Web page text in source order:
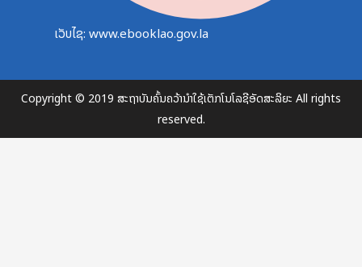
ເວັບໄຊ: www.ebooklao.gov.la
Copyright © 2019 ສະຖາບັນຄົ້ນຄວ້ານຳໃຊ້ເຕັກໂນໂລຊີອັດສະລິຍະ All rights
reserved.